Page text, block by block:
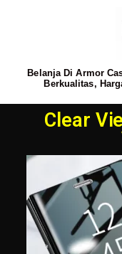
Belanja Di Armor
Berkualitas,
Clear